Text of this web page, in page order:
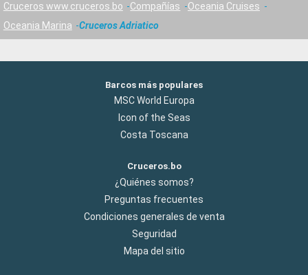
Cruceros www.cruceros.bo Compañías
Oceania Cruises
Oceania Marina
Cruceros Adriatico
Barcos más populares
MSC World Europa
Icon of the Seas
Costa Toscana
Cruceros.bo
¿Quiénes somos?
Preguntas frecuentes
Condiciones generales de venta
Seguridad
Mapa del sitio